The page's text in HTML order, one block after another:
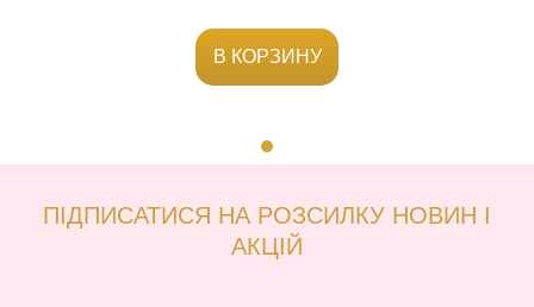
В КОРЗИНУ
ПІДПИСАТИСЯ НА РОЗСИЛКУ НОВИН І
АКЦІЙ